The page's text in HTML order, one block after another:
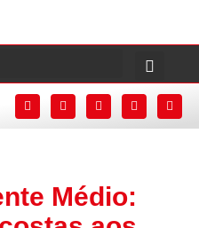
Médio: